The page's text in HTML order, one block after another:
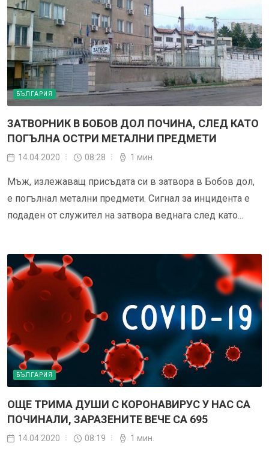
БЪЛГАРИЯ
ЗАТВОРНИК В БОБОВ ДОЛ ПОЧИНА, СЛЕД КАТО
ПОГЪЛНА ОСТРИ МЕТАЛНИ ПРЕДМЕТИ
14.04.2020 08:28 1 мин.
Мъж, излежаващ присъдата си в затвора в Бобов дол,
е погълнал метални предмети. Сигнал за инцидента е
подаден от служител на затвора веднага след като...
БЪЛГАРИЯ
ОЩЕ ТРИМА ДУШИ С КОРОНАВИРУС У НАС СА
ПОЧИНАЛИ, ЗАРАЗЕНИТЕ ВЕЧЕ СА 695
14.04.2020 08:19 1 мин.